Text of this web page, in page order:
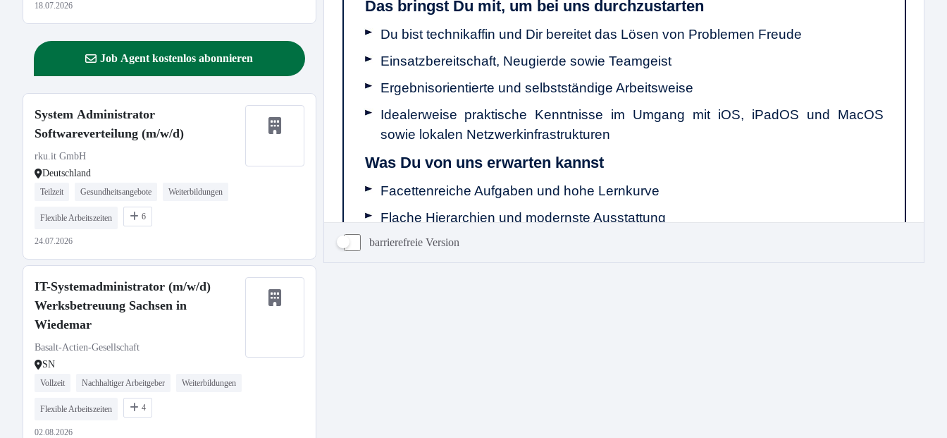
18.07.2026
Job Agent kostenlos abonnieren
System Administrator
Softwareverteilung (m/w/d)
rku.it GmbH
Deutschland
Teilzeit Gesundheitsangebote Weiterbildungen
Flexible Arbeitszeiten 6
24.07.2026
IT-Systemadministrator (m/w/d)
Werksbetreuung Sachsen in
Wiedemar
Basalt-Actien-Gesellschaft
SN
Vollzeit Nachhaltiger Arbeitgeber Weiterbildungen
Flexible Arbeitszeiten 4
02.08.2026
barrierefreie Version